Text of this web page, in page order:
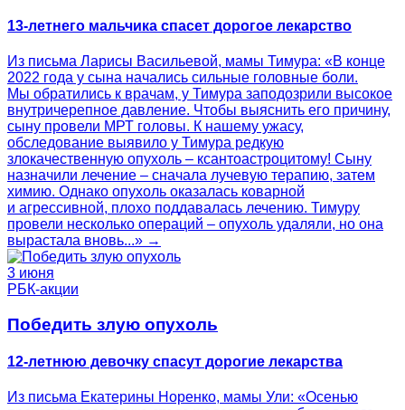
13-летнего мальчика спасет дорогое лекарство
Из письма Ларисы Васильевой, мамы Тимура: «В конце
2022 года у сына начались сильные головные боли.
Мы обратились к врачам, у Тимура заподозрили высокое
внутричерепное давление. Чтобы выяснить его причину,
сыну провели МРТ головы. К нашему ужасу,
обследование выявило у Тимура редкую
злокачественную опухоль – ксантоастроцитому! Сыну
назначили лечение – сначала лучевую терапию, затем
химию. Однако опухоль оказалась коварной
и агрессивной, плохо поддавалась лечению. Тимуру
провели несколько операций – опухоль удаляли, но она
вырастала вновь...» →
3 июня
РБК-акции
Победить злую опухоль
12-летнюю девочку спасут дорогие лекарства
Из письма Екатерины Норенко, мамы Ули: «Осенью